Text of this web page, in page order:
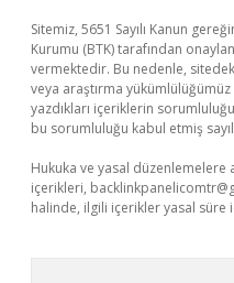
Sitemiz, 5651 Sayılı Kanun
Kurumu (BTK) tarafından
vermektedir. Bu nedenle,
veya araştırma
yazdıkları içeriklerin
bu sorumluluğu kabul etmiş
Hukuka ve yasal düzenlemelere
içerikleri,
halinde, ilgili içerikler yasal süre